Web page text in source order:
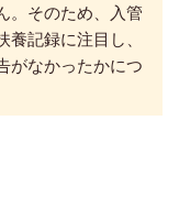
そのため、入管
記録に注目し、
がなかったかにつ